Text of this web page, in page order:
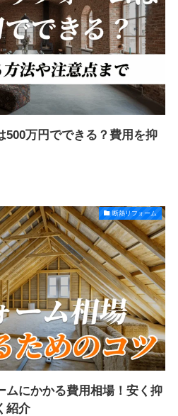
500万円でできる？費用を抑
断熱リフォーム
ムにかかる費用相場！安く抑
紹介